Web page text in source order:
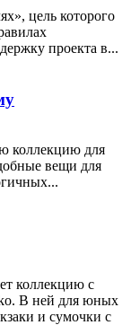
цель которого
проекта в...
коллекцию для
вещи для
коллекцию с
В ней для юных
и сумочки с